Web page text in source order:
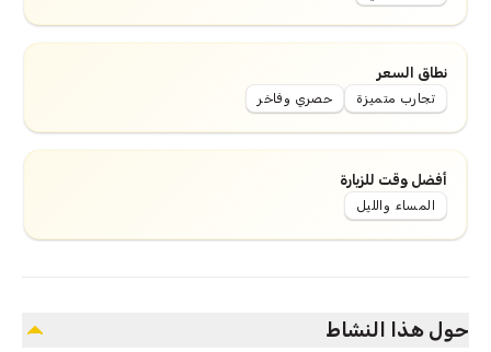
نطاق السعر
تجارب متميزة حصري وفاخر
أفضل وقت للزيارة
المساء والليل
حول هذا النشاط